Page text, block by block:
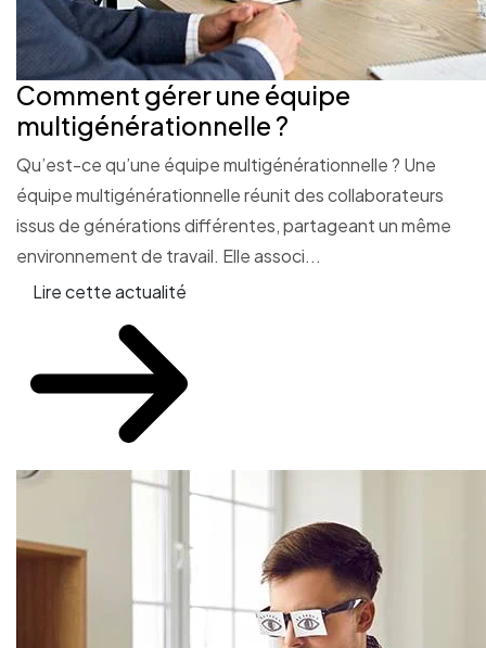
Comment gérer une équipe
multigénérationnelle ?
Qu’est-ce qu’une équipe multigénérationnelle ? Une
équipe multigénérationnelle réunit des collaborateurs
issus de générations différentes, partageant un même
environnement de travail. Elle associ...
Lire cette actualité